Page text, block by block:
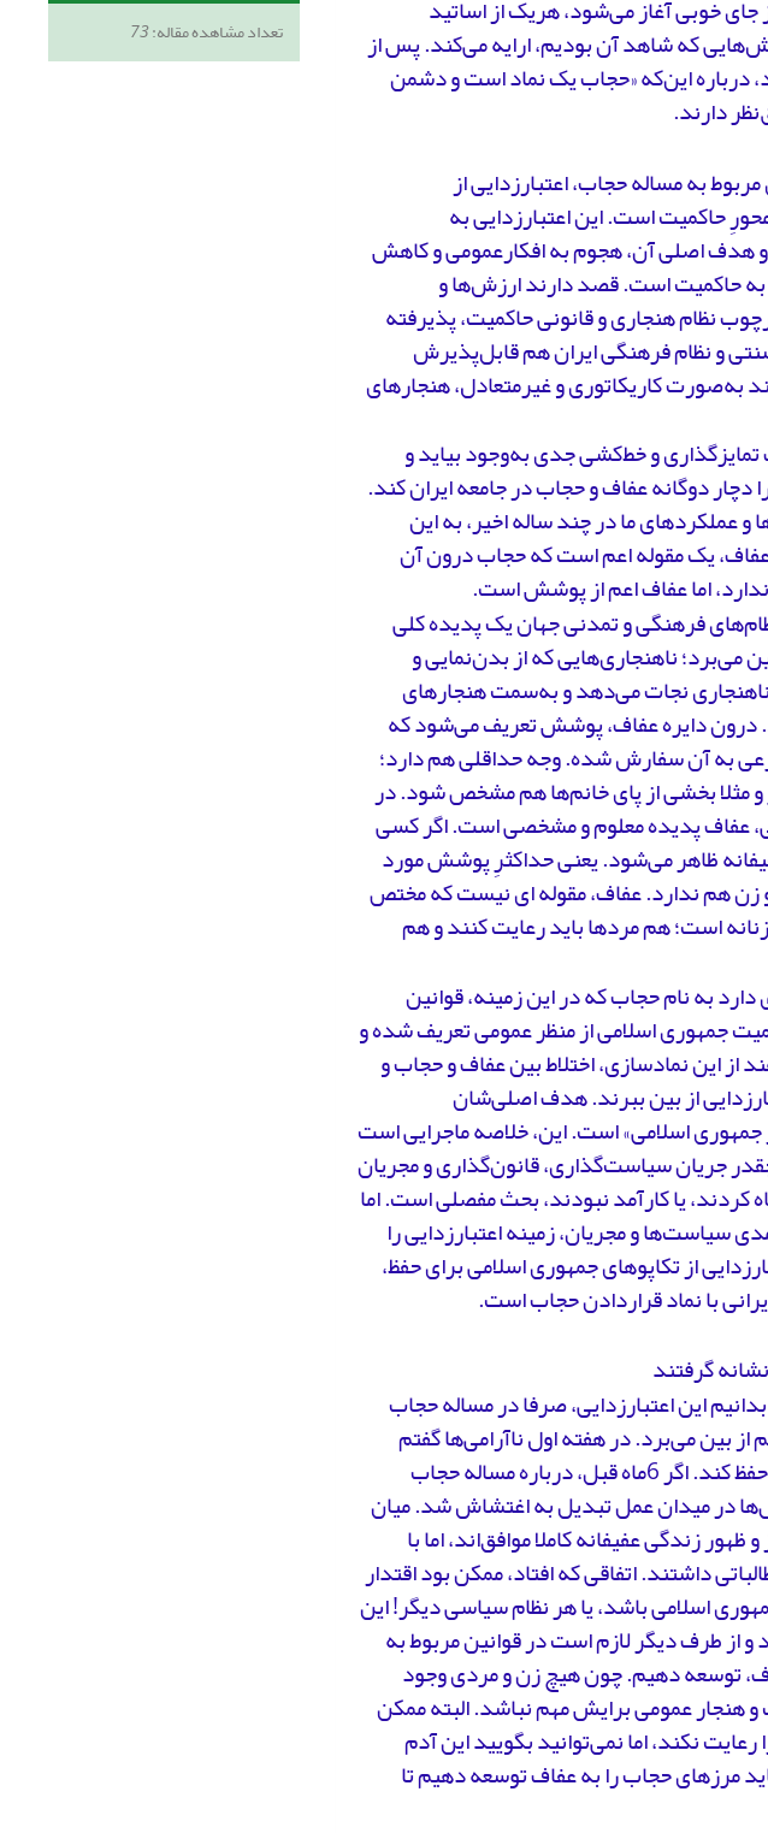
خوبی آغاز می‌شود، هریک از اساتید
که شاهد آن بودیم، ارایه می‌کند. پس از
درباره این‌که «حجاب یک نماد است و دشمن
دارند.
به مساله حجاب، اعتبارزدایی از
حاکمیت است. این اعتبارزدایی به
هدف اصلی آن، هجوم به افکارعمومی و کاهش
به حاکمیت است. قصد دارند ارزش‌ها و
نظام هنجاری و قانونی حاکمیت، پذیرفته
و نظام فرهنگی ایران هم قابل‌پذیرش
کاریکاتوری و غیرمتعادل، هنجارهای
و خط‌کشی جدی به‌وجود بیاید و
دوگانه عفاف و حجاب در جامعه ایران کند.
عملکردهای ما در چند ساله اخیر، به این
عفاف، یک مقوله اعم است که حجاب درون آن
اما عفاف اعم از پوشش است.
فرهنگی و تمدنی جهان یک پدیده کلی
می‌برد؛ ناهنجاری‌هایی که از بدن‌نمایی و
نجات می‌دهد و به‌سمت هنجارهای
درون دایره عفاف، پوشش تعریف می‌شود که
به آن سفارش شده. وجه حداقلی هم دارد؛
مثلا بخشی از پای خانم‌ها هم مشخص شود. در
عفاف پدیده معلوم و مشخصی است. اگر کسی
ظاهر می‌شود. یعنی حداکثرِ پوشش مورد
زن هم ندارد. عفاف، مقوله ای نیست که مختص
است؛ هم مردها باید رعایت کنند و هم
به نام حجاب که در این زمینه، قوانین
جمهوری اسلامی از منظر عمومی تعریف شده و
از این نمادسازی، اختلاط بین عفاف و حجاب و
از بین ببرند. هدف اصلی‌شان
جمهوری اسلامی» است. این، خلاصه ماجرایی است
جریان سیاست‌گذاری، قانون‌گذاری و مجریان
کردند، یا کارآمد نبودند، بحث مفصلی است. اما
سیاست‌ها و مجریان، زمینه اعتبارزدایی را
از تکاپوهای جمهوری اسلامی برای حفظ،
با نماد قراردادن حجاب است.
گرفتند
این اعتبارزدایی، صرفا در مساله حجاب
بین می‌برد. در هفته اول ناآرامی‌ها گفتم
حاکمیت باید اقتدارش را درباره وجوه نمادین حفظ کند. اگر 6ماه قبل، درباره مساله حجاب
در میدان عمل تبدیل به اغتشاش شد. میان
زندگی عفیفانه کاملا موافق‌اند، اما با
داشتند. اتفاقی که افتاد، ممکن بود اقتدار
اسلامی باشد، یا هر نظام سیاسی دیگر! این
و از طرف دیگر لازم است در قوانین مربوط به
توسعه دهیم. چون هیچ زن و مردی وجود
هنجار عمومی برایش مهم نباشد. البته ممکن
نکند، اما نمی‌توانید بگویید این آدم
مرزهای حجاب را به عفاف توسعه دهیم تا
تعداد مشاهده مقاله:73